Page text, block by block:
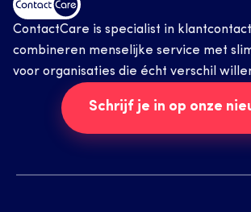
ContactCare is specialist in
combineren menselijke service met
voor organisaties die écht verschil
Schrijf je in op onze